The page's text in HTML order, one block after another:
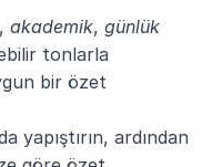
akademik, günlük
tonlarla
bir özet
yapıştırın, ardından